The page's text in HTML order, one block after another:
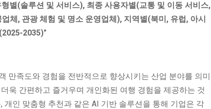
별(솔루션 및 서비스), 최종 사용자별(교통 및 이동 서비스,
체, 관광 체험 및 명소 운영업체), 지역별(북미, 유럽, 아시
2035)"
만족도와 경험을 전반적으로 향상시키는 산업 분야를 의미
욱 간편하고 즐거우며 개인화된 여행 경험을 제공하는 것
인 맞춤형 추천과 같은 AI 기반 솔루션을 통해 기업은 각